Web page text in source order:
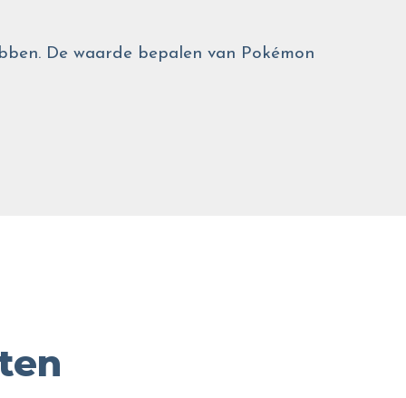
De waarde bepalen van Pokémon